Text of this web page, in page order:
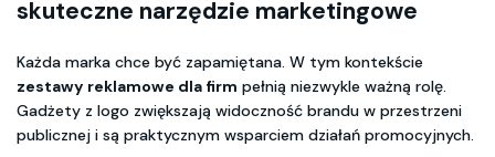
skuteczne narzędzie marketingowe
Każda marka chce być zapamiętana. W tym kontekście
zestawy reklamowe dla firm pełnią niezwykle ważną rolę.
Gadżety z logo zwiększają widoczność brandu w przestrzeni
publicznej i są praktycznym wsparciem działań promocyjnych.